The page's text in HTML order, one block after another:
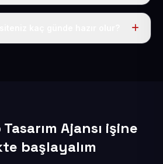
50 USD + KDV. Bu bedele alan
Ajansı işine
başlayalım